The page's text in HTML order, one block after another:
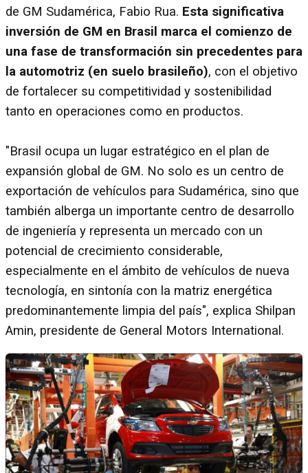
de GM Sudamérica, Fabio Rua. Esta significativa
inversión de GM en Brasil marca el comienzo de
una fase de transformación sin precedentes para
la automotriz (en suelo brasileño), con el objetivo
de fortalecer su competitividad y sostenibilidad
tanto en operaciones como en productos.
"Brasil ocupa un lugar estratégico en el plan de
expansión global de GM. No solo es un centro de
exportación de vehículos para Sudamérica, sino que
también alberga un importante centro de desarrollo
de ingeniería y representa un mercado con un
potencial de crecimiento considerable,
especialmente en el ámbito de vehículos de nueva
tecnología, en sintonía con la matriz energética
predominantemente limpia del país", explica Shilpan
Amin, presidente de General Motors International.